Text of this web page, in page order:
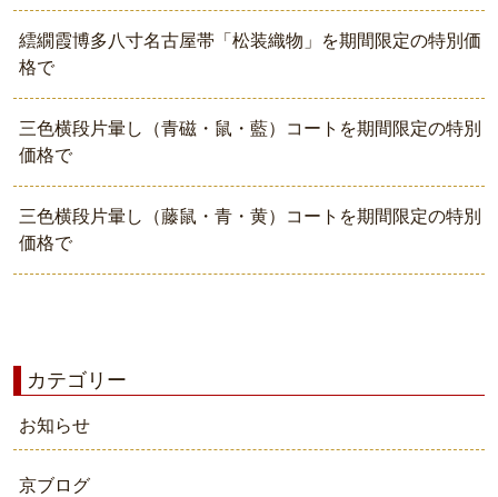
繧繝霞博多八寸名古屋帯「松装織物」を期間限定の特別価
格で
三色横段片暈し（青磁・鼠・藍）コートを期間限定の特別
価格で
三色横段片暈し（藤鼠・青・黄）コートを期間限定の特別
価格で
カテゴリー
お知らせ
京ブログ